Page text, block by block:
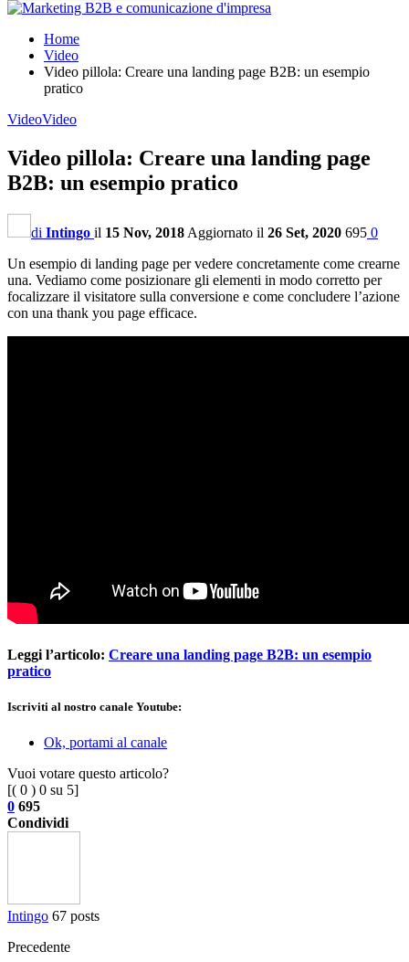
Home
Video
Video pillola: Creare una landing page B2B: un esempio
pratico
VideoVideo
Video pillola: Creare una landing page
B2B: un esempio pratico
di Intingo il 15 Nov, 2018 Aggiornato il 26 Set, 2020 695 0
Un esempio di landing page per vedere concretamente come crearne
una. Vediamo come posizionare gli elementi in modo corretto per
focalizzare il visitatore sulla conversione e come concludere l’azione
con una thank you page efficace.
Leggi l’articolo: Creare una landing page B2B: un esempio
pratico
Iscriviti al nostro canale Youtube:
Ok, portami al canale
Vuoi votare questo articolo?
[( 0 ) 0 su 5]
0 695
Condividi
Intingo 67 posts
Precedente